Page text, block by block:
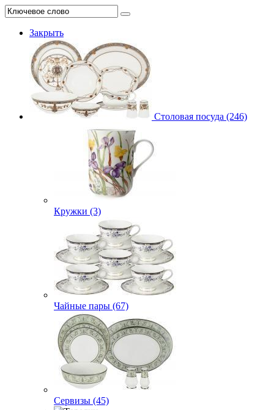
Закрыть
Столовая посуда (246)
Кружки (3)
Чайные пары (67)
Сервизы (45)